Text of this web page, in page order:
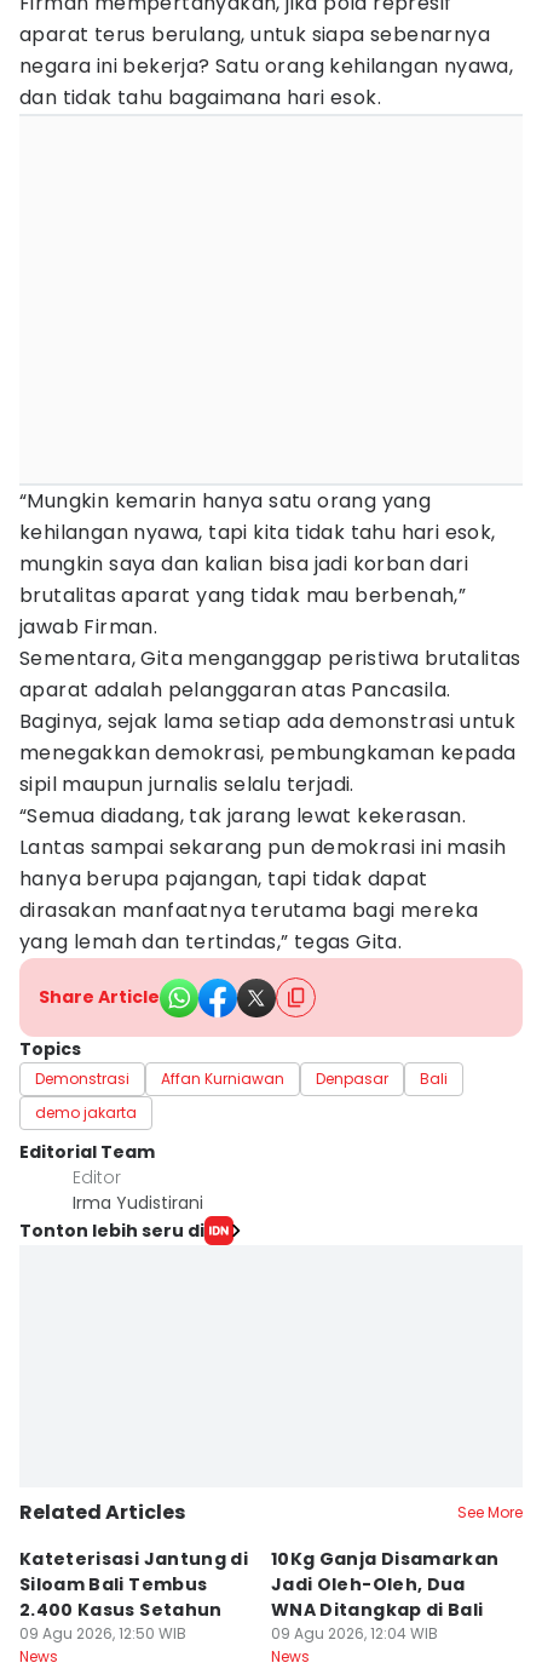
aparat terus berulang, untuk siapa sebenarnya
negara ini bekerja? Satu orang kehilangan nyawa,
dan tidak tahu bagaimana hari esok.
“Mungkin kemarin hanya satu orang yang
kehilangan nyawa, tapi kita tidak tahu hari esok,
mungkin saya dan kalian bisa jadi korban dari
brutalitas aparat yang tidak mau berbenah,”
jawab Firman.
Sementara, Gita menganggap peristiwa brutalitas
aparat adalah pelanggaran atas Pancasila.
Baginya, sejak lama setiap ada demonstrasi untuk
menegakkan demokrasi, pembungkaman kepada
sipil maupun jurnalis selalu terjadi.
“Semua diadang, tak jarang lewat kekerasan.
Lantas sampai sekarang pun demokrasi ini masih
hanya berupa pajangan, tapi tidak dapat
dirasakan manfaatnya terutama bagi mereka
yang lemah dan tertindas,” tegas Gita.
Share Article
Topics
Demonstrasi Affan Kurniawan Denpasar
Bali
demo jakarta
Editorial Team
Editor
Irma Yudistirani
Tonton lebih seru di
Related Articles See More
Kateterisasi Jantung di
Siloam Bali Tembus
2.400 Kasus Setahun
09 Agu 2026, 12:50 WIB
News
10Kg Ganja Disamarkan
Jadi Oleh-Oleh, Dua
WNA Ditangkap di Bali
09 Agu 2026, 12:04 WIB
News